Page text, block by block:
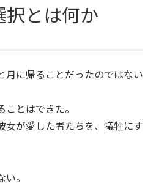
択とは何か
月に帰ることだったのではない
とはできた。
女が愛した者たちを、犠牲にす
。